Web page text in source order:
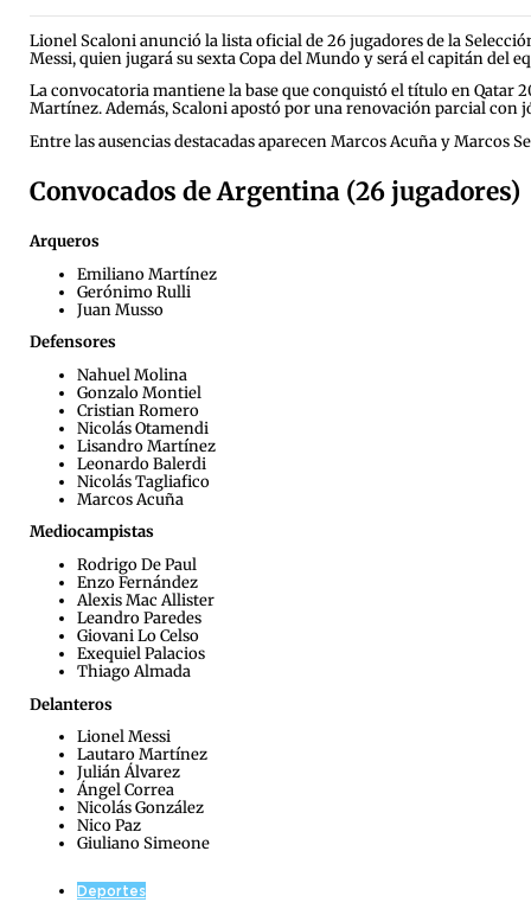
Lionel Scaloni anunció la lista oficial de 26 jugadores de la
Messi, quien jugará su sexta Copa del Mundo y será el capitán del
La convocatoria mantiene la base que conquistó el título en Qatar
Martínez. Además, Scaloni apostó por una renovación parcial con
Entre las ausencias destacadas aparecen Marcos Acuña y Marcos
Convocados de Argentina (26 jugadores)
Arqueros
Emiliano Martínez
Gerónimo Rulli
Juan Musso
Defensores
Nahuel Molina
Gonzalo Montiel
Cristian Romero
Nicolás Otamendi
Lisandro Martínez
Leonardo Balerdi
Nicolás Tagliafico
Marcos Acuña
Mediocampistas
Rodrigo De Paul
Enzo Fernández
Alexis Mac Allister
Leandro Paredes
Giovani Lo Celso
Exequiel Palacios
Thiago Almada
Delanteros
Lionel Messi
Lautaro Martínez
Julián Álvarez
Ángel Correa
Nicolás González
Nico Paz
Giuliano Simeone
Deportes